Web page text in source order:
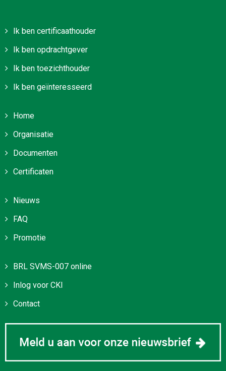
Ik ben certificaathouder
Ik ben opdrachtgever
Ik ben toezichthouder
Ik ben geïnteresseerd
Home
Organisatie
Documenten
Certificaten
Nieuws
FAQ
Promotie
BRL SVMS-007 online
Inlog voor CKI
Contact